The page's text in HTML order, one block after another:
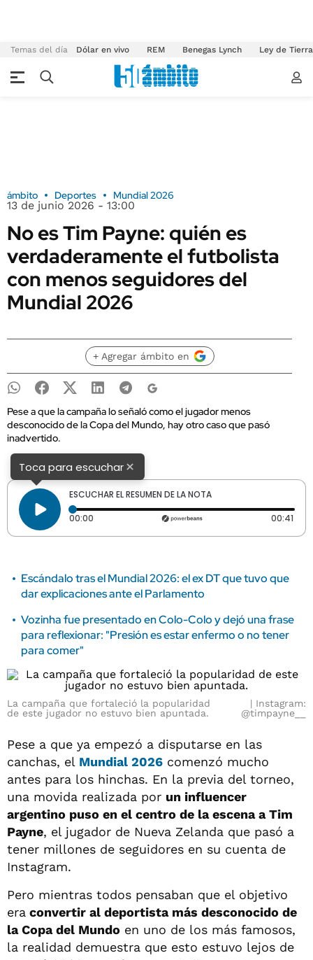
Temas del día Dólar en vivo REM Benegas Lynch Ley de
ámbito Deportes Mundial 2026
13 de junio 2026 - 13:00
No es Tim Payne: quién es
verdaderamente el futbolista
con menos seguidores del
Mundial 2026
+ Agregar ámbito en
Pese a que la campaña lo señaló como el jugador menos
desconocido de la Copa del Mundo, hay otro caso que pasó
inadvertido.
Toca para escuchar×
ESCUCHAR EL RESUMEN DE LA NOTA
00:00 Tiempo transcurrido: 0 segundos 00:41
Escándalo tras el Mundial 2026: el ex DT que tuvo que
dar explicaciones ante el Parlamento
Vozinha fue presentado en Colo-Colo y dejó una frase
para reflexionar: "Presión es estar enfermo o no tener
para comer"
La campaña que fortaleció la popularidad
de este jugador no estuvo bien apuntada.
Instagram:
@timpayne__
Pese a que ya empezó a disputarse en las
canchas, el Mundial 2026 comenzó mucho
antes para los hinchas. En la previa del torneo,
una movida realizada por un influencer
argentino puso en el centro de la escena a Tim
Payne, el jugador de Nueva Zelanda que pasó a
tener millones de seguidores en su cuenta de
Instagram.
Pero mientras todos pensaban que el objetivo
era convertir al deportista más desconocido de
la Copa del Mundo en uno de los más famosos,
la realidad demuestra que esto estuvo lejos de